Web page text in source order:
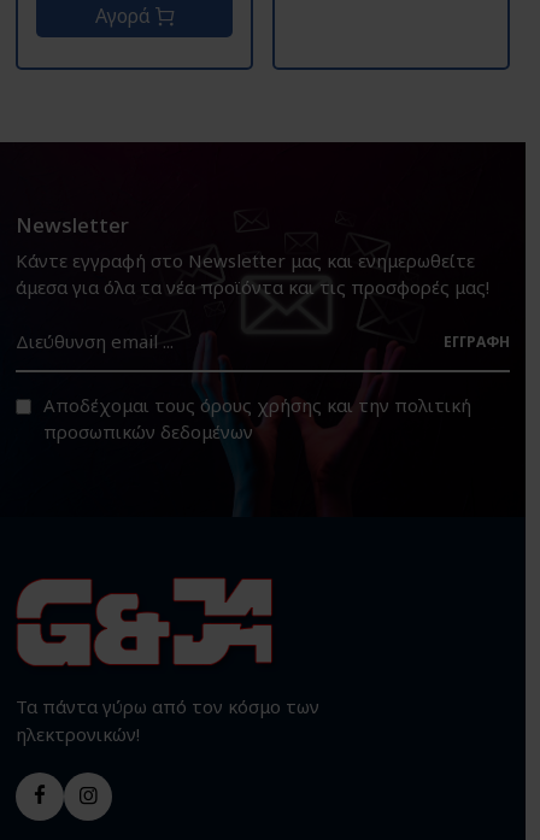
Αγορά
Newsletter
Κάντε εγγραφή στο Newsletter μας και ενημερωθείτε
άμεσα για όλα τα νέα προϊόντα και τις προσφορές μας!
ΕΓΓΡΑΦΉ
Αποδέχομαι τους όρους χρήσης και την πολιτική
προσωπικών δεδομένων
Τα πάντα γύρω από τον κόσμο των
ηλεκτρονικών!